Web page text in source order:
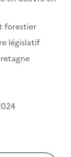
forestier
législatif